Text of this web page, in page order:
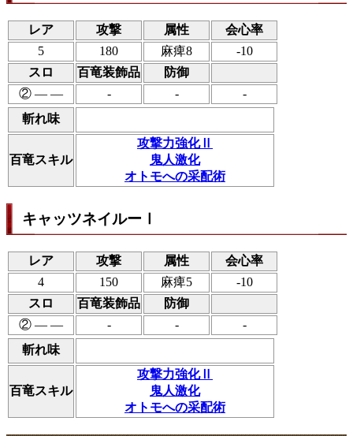
レア 攻撃 属性
会心率
5
180 麻痺8
-10
スロ
百竜装飾品
防御
② ― ―
- -
-
斬れ味
百竜スキル
攻撃力強化Ⅱ
鬼人激化
オトモへの采配術
キャッツネイルーⅠ
レア 攻撃 属性
会心率
4
150 麻痺5
-10
スロ
百竜装飾品
防御
② ― ―
- -
-
斬れ味
百竜スキル
攻撃力強化Ⅱ
鬼人激化
オトモへの采配術